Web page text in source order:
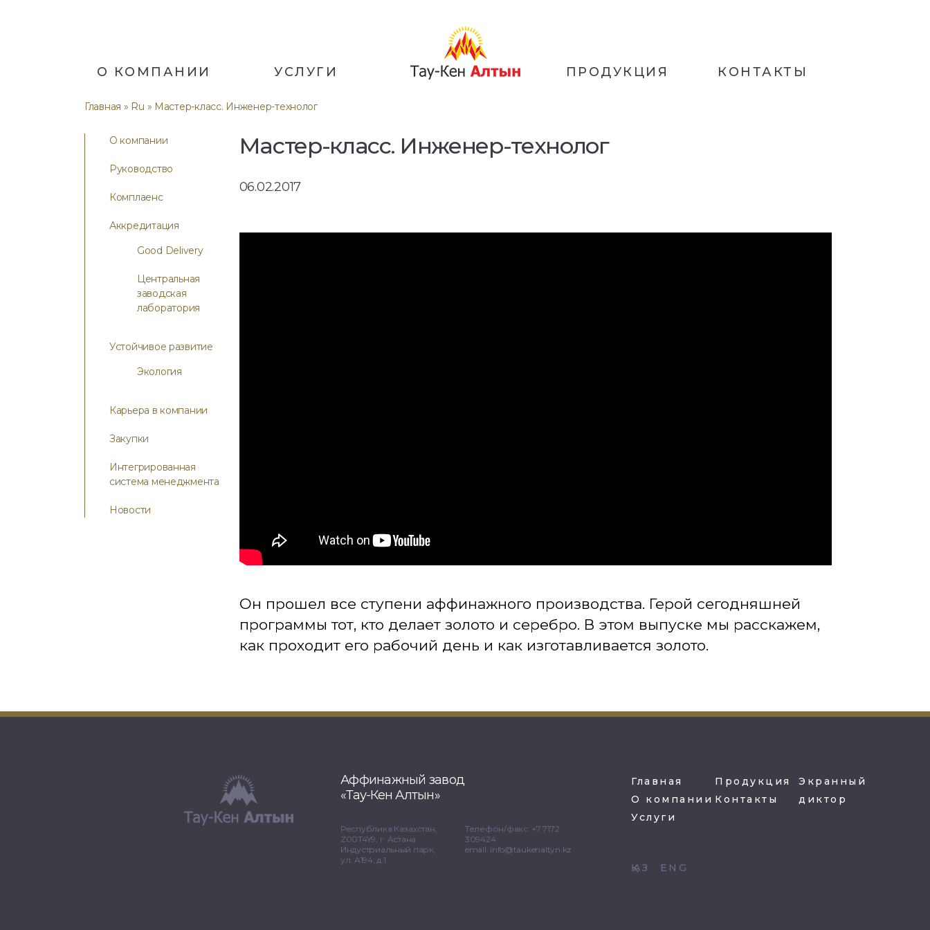
О КОМПАНИИ УСЛУГИ ПРОДУКЦИЯ КОНТАКТЫ
Главная » Ru » Мастер-класс. Инженер-технолог
О компании
Руководство
Комплаенс
Аккредитация
Good Delivery
Центральная
заводская
лаборатория
Устойчивое развитие
Экология
Карьера в компании
Закупки
Интегрированная
система менеджмента
Новости
Мастер-класс. Инженер-технолог
06.02.2017
Он прошел все ступени аффинажного производства. Герой сегодняшней
программы тот, кто делает золото и серебро. В этом выпуске мы расскажем,
как проходит его рабочий день и как изготавливается золото.
Аффинажный завод
«Тау-Кен Алтын»
Республика Казахстан,
Z00T4Y9, г. Астана
Индустриальный парк,
ул. А194, д.1
Телефон/факс: +7 7172
309424
email: info@taukenaltyn.kz
Главная
О компании
Услуги
Продукция
Контакты
Экранный
диктор
ҚАЗ ENG